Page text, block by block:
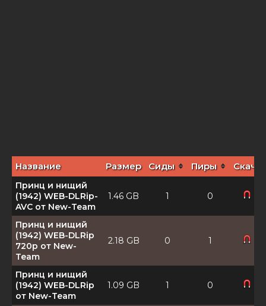
Название Размер Сиды Пиры
Принц и нищий
(1942) WEB-DLRip-
AVC от New-Team
1.46 GB 1 0
Принц и нищий
(1942) WEB-DLRip
720p от New-
Team
2.18 GB 0 1
Принц и нищий
(1942) WEB-DLRip
от New-Team
1.09 GB 1 0